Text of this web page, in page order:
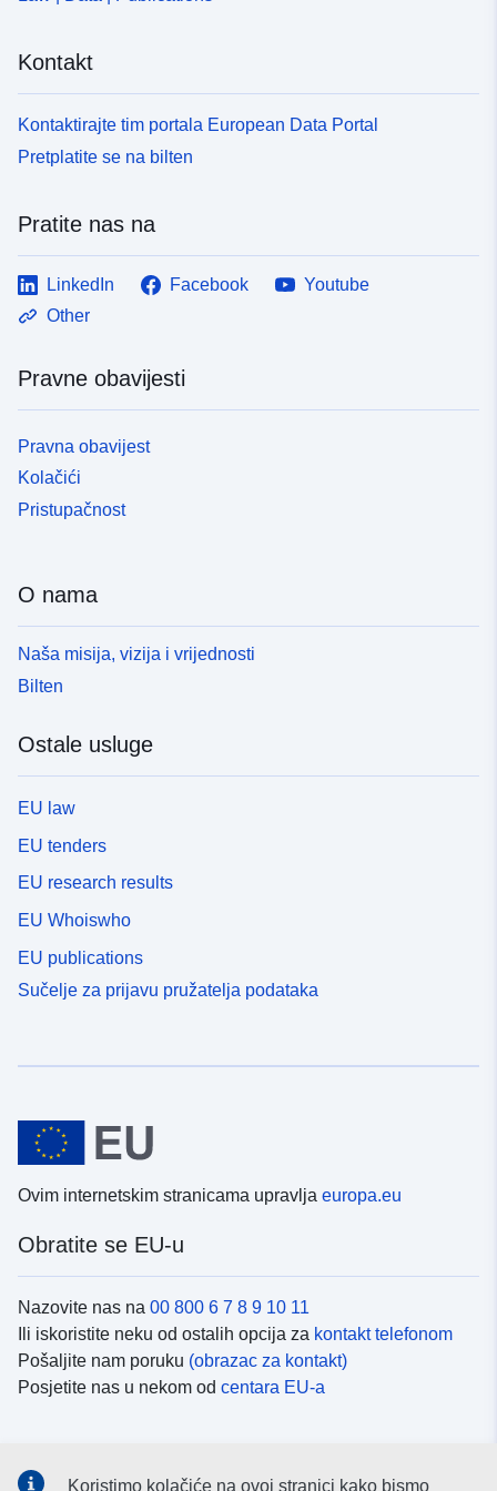
Kontakt
Kontaktirajte tim portala European Data Portal
Pretplatite se na bilten
Pratite nas na
LinkedIn Facebook
Youtube
Other
Pravne obavijesti
Pravna obavijest
Kolačići
Pristupačnost
O nama
Naša misija, vizija i vrijednosti
Bilten
Ostale usluge
EU law
EU tenders
EU research results
EU Whoiswho
EU publications
Sučelje za prijavu pružatelja podataka
Ovim internetskim stranicama upravlja europa.eu
Obratite se EU-u
Nazovite nas na 00 800 6 7 8 9 10 11
Ili iskoristite neku od ostalih opcija za kontakt telefonom
Pošaljite nam poruku (obrazac za kontakt)
Posjetite nas u nekom od centara EU-a
Koristimo kolačiće na ovoj stranici kako bismo